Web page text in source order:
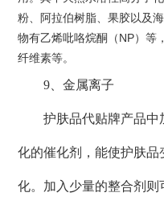
粉、阿拉伯树脂、果胶以及
物有乙烯吡咯烷酮（NP）等
纤维素等。
9、金属离子
护肤品代贴牌产品中
化的催化剂，能使护肤
化。加入少量的整合剂则